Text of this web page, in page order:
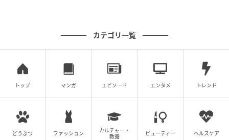
撮影：grapeフード編集部
カテゴリ一覧
トップ マンガ エピソード エンタメ トレンド
どうぶつ ファッション
カルチャー・
教養
ビューティー ヘルスケア